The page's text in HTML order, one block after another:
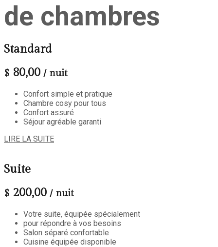
de chambres
Standard
$ 80,00 / nuit
Confort simple et pratique
Chambre cosy pour tous
Confort assuré
Séjour agréable garanti
LIRE LA SUITE
Suite
$ 200,00 / nuit
Votre suite, équipée spécialement
pour répondre à vos besoins
Salon séparé confortable
Cuisine équipée disponible